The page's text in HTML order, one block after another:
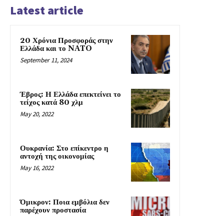
Latest article
20 Χρόνια Προσφοράς στην
Ελλάδα και το NATO
September 11, 2024
Έβρος: Η Ελλάδα επεκτείνει το
τείχος κατά 80 χλμ
May 20, 2022
Ουκρανία: Στο επίκεντρο η
αντοχή της οικονομίας
May 16, 2022
Όμικρον: Ποια εμβόλια δεν
παρέχουν προστασία